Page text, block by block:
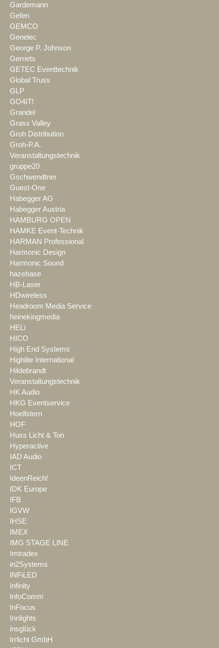
Gardemann
Gefen
GEMCO
Genelec
George P. Johnson
Gerriets
GETEC Eventtechnik
Global Truss
GLP
GO4IT!
Grandel
Grass Valley
Groh Distribution
Groh-P.A.
Veranstaltungstechnik
gruppe20
Gschwendtner
Guest-One
Habegger AG
Habegger Austria
HAMBURG OPEN
HAMKE Event-Technik
HARMAN Professional
Harmonic Design
Harmonic Sound
hazebase
HB-Laser
HDwireless
Headroom Media Service
heinekingmedia
HELi
HICO
High End Systems
Highlite International
Hildebrandt
Veranstaltungstechnik
HK Audio
HKG Eventservice
Hoellstern
HOF
Huss Licht & Ton
Hyperactive
IAD Audio
ICT
IdeenReich!
IDK Europe
IFB
IGVW
IHSE
IMEX
IMG STAGE LINE
Imtradex
in2Systems
INFiLED
Infinity
InfoComm
InFocus
Innlights
insglück
Irrlicht GmbH